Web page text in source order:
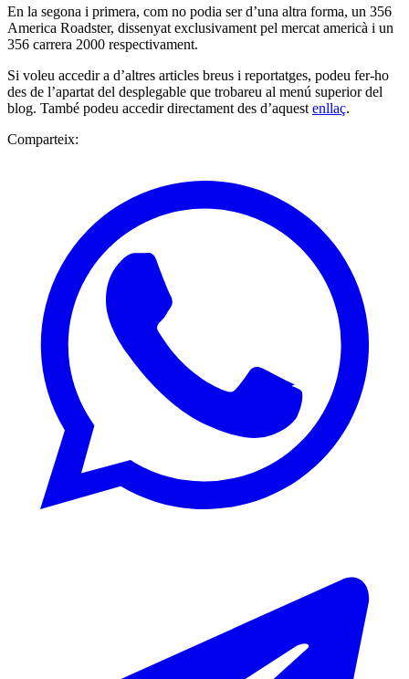
En la segona i primera, com no podia ser d’una altra forma, un 356
America Roadster, dissenyat exclusivament pel mercat americà i un
356 carrera 2000 respectivament.
Si voleu accedir a d’altres articles breus i reportatges, podeu fer-ho
des de l’apartat del desplegable que trobareu al menú superior del
blog. També podeu accedir directament des d’aquest enllaç.
Comparteix: